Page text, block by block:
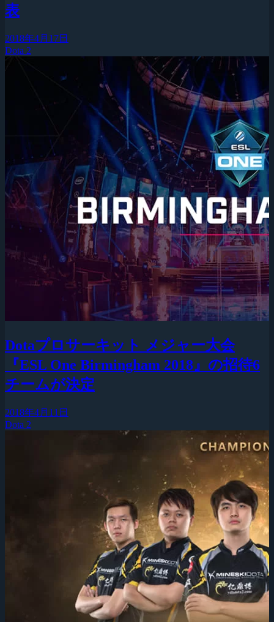
表
2018年4月17日
Dota 2
Dotaプロサーキット メジャー大会
『ESL One Birmingham 2018』の招待6
チームが決定
2018年4月11日
Dota 2